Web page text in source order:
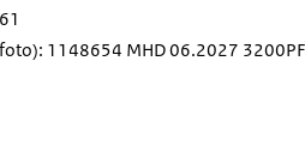
1148654 MHD 06.2027
geknotet mit Spirulina 12cm